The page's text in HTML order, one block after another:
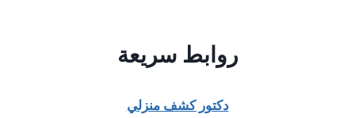
روابط سريعة
دكتور كشف منزلي